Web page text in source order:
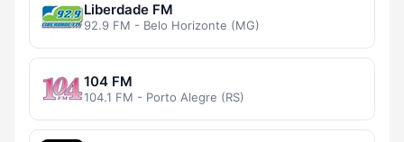
Liberdade FM
92.9 FM - Belo Horizonte (MG)
104 FM
104.1 FM - Porto Alegre (RS)